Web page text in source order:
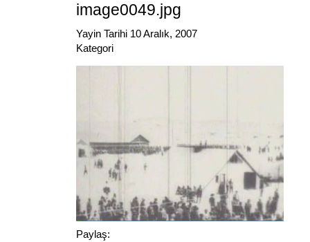
image0049.jpg
Yayin Tarihi 10 Aralık, 2007
Kategori
Paylaş: